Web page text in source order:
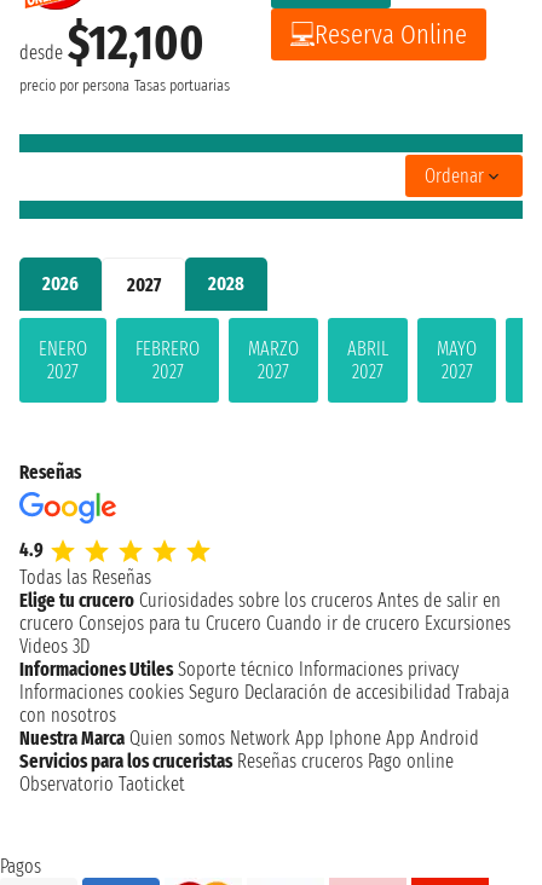
2026 2027 2028
ENERO
2027
FEBRERO
2027
MARZO
2027
ABRIL
2027
MAYO
2027
desde $12,100
precio por persona Tasas portuarias
Reserva Online
Ordenar
Reseñas
4.9
Todas las Reseñas
Elige tu crucero Curiosidades sobre los cruceros Antes de salir en
crucero Consejos para tu Crucero Cuando ir de crucero Excursiones
Videos 3D
Informaciones Utiles Soporte técnico Informaciones privacy
Informaciones cookies Seguro Declaración de accesibilidad Trabaja
con nosotros
Nuestra Marca Quien somos Network App Iphone App Android
Servicios para los cruceristas Reseñas cruceros Pago online
Observatorio Taoticket
Pagos